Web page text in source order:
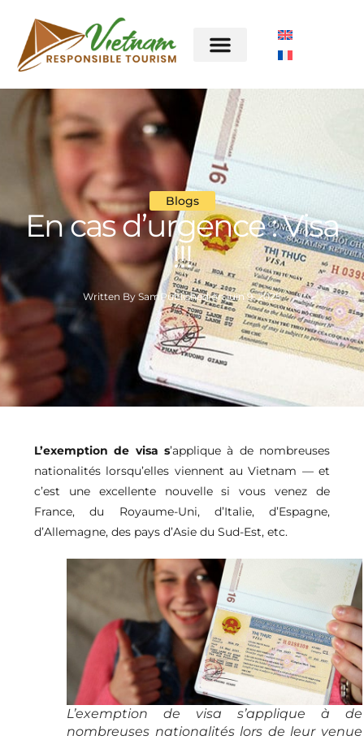
Blogs
En cas d’urgence : Visa
!!!
Written BySam Published on juin 9, 2025
L’exemption de visa s’applique à de nombreuses
nationalités lorsqu’elles viennent au Vietnam — et
c’est une excellente nouvelle si vous venez de
France, du Royaume-Uni, d’Italie, d’Espagne,
d’Allemagne, des pays d’Asie du Sud-Est, etc.
L’exemption de visa s’applique à de
nombreuses nationalités lors de leur venue